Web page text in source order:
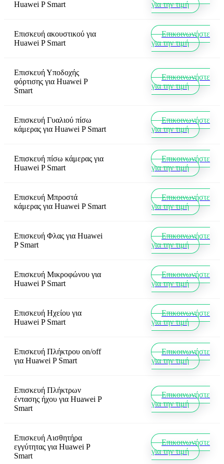
Huawei P Smart για την τιμή
Επισκευή ακουστικού για
Huawei P Smart
Επικοινωνήστε
για την τιμή
Επισκευή Υποδοχής
φόρτισης για Huawei P
Smart
Επικοινωνήστε
για την τιμή
Επισκευή Γυαλιού πίσω
κάμερας για Huawei P Smart
Επικοινωνήστε
για την τιμή
Επισκευή πίσω κάμερας για
Huawei P Smart
Επικοινωνήστε
για την τιμή
Επισκευή Μπροστά
κάμερας για Huawei P Smart
Επικοινωνήστε
για την τιμή
Επισκευή Φλας για Huawei
P Smart
Επικοινωνήστε
για την τιμή
Επισκευή Μικροφώνου για
Huawei P Smart
Επικοινωνήστε
για την τιμή
Επισκευή Ηχείου για
Huawei P Smart
Επικοινωνήστε
για την τιμή
Επισκευή Πλήκτρου on/off
για Huawei P Smart
Επικοινωνήστε
για την τιμή
Επισκευή Πλήκτρων
έντασης ήχου για Huawei P
Smart
Επικοινωνήστε
για την τιμή
Επισκευή Αισθητήρα
εγγύτητας για Huawei P
Smart
Επικοινωνήστε
για την τιμή